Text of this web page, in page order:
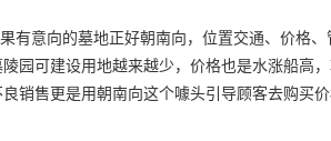
有意向的墓地正好朝南向，位置交通、价格
园可建设用地越来越少，价格也是水涨船高
销售更是用朝南向这个噱头引导顾客去购买价